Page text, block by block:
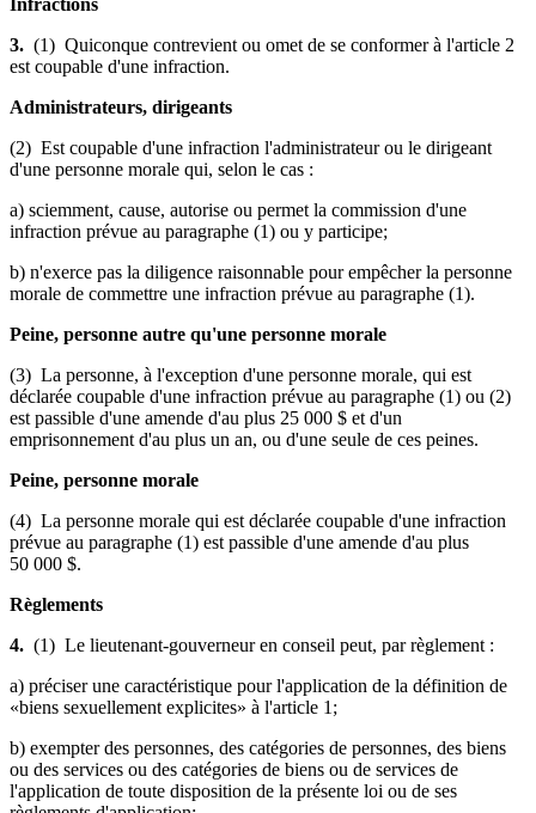
3. (1) Quiconque contrevient ou omet de se conformer à l'article 2
est coupable d'une infraction.
Administrateurs, dirigeants
(2) Est coupable d'une infraction l'administrateur ou le dirigeant
d'une personne morale qui, selon le cas :
a) sciemment, cause, autorise ou permet la commission d'une
infraction prévue au paragraphe (1) ou y participe;
b) n'exerce pas la diligence raisonnable pour empêcher la personne
morale de commettre une infraction prévue au paragraphe (1).
Peine, personne autre qu'une personne morale
(3) La personne, à l'exception d'une personne morale, qui est
déclarée coupable d'une infraction prévue au paragraphe (1) ou (2)
est passible d'une amende d'au plus 25 000 $ et d'un
emprisonnement d'au plus un an, ou d'une seule de ces peines.
Peine, personne morale
(4) La personne morale qui est déclarée coupable d'une infraction
prévue au paragraphe (1) est passible d'une amende d'au plus
50 000 $.
Règlements
4. (1) Le lieutenant-gouverneur en conseil peut, par règlement :
a) préciser une caractéristique pour l'application de la définition de
«biens sexuellement explicites» à l'article 1;
b) exempter des personnes, des catégories de personnes, des biens
ou des services ou des catégories de biens ou de services de
l'application de toute disposition de la présente loi ou de ses